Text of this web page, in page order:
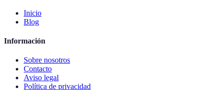
Inicio
Blog
Información
Sobre nosotros
Contacto
Aviso legal
Política de privacidad